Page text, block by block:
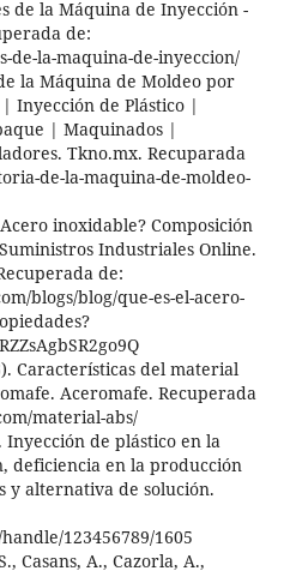
de la Máquina de Inyección -
de:
de-la-maquina-de-inyeccion/
la Máquina de Moldeo por
Inyección de Plástico |
| Maquinados |
Tkno.mx. Recuparada
de-la-maquina-de-moldeo-
inoxidable? Composición
Industriales Online.
de:
blogs/blog/que-es-el-acero-
Características del material
Aceromafe. Recuperada
material-abs/
Inyección de plástico en la
deficiencia en la producción
y alternativa de solución.
123456789/1605
Casans, A., Cazorla, A.,